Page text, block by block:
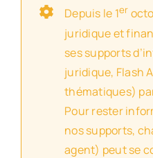
Depuis le 1er
juridique et
ses supports
juridique, Flash
thématiques)
Pour rester
nos supports,
agent) peut se